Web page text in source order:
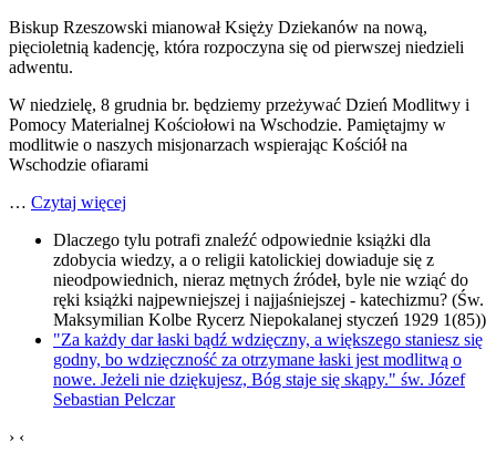
Biskup Rzeszowski mianował Księży Dziekanów na nową,
pięcioletnią kadencję, która rozpoczyna się od pierwszej niedzieli
adwentu.
W niedzielę, 8 grudnia br. będziemy przeżywać Dzień Modlitwy i
Pomocy Materialnej Kościołowi na Wschodzie. Pamiętajmy w
modlitwie o naszych misjonarzach wspierając Kościół na
Wschodzie ofiarami
… Czytaj więcej
Dlaczego tylu potrafi znaleźć odpowiednie książki dla
zdobycia wiedzy, a o religii katolickiej dowiaduje się z
nieodpowiednich, nieraz mętnych źródeł, byle nie wziąć do
ręki książki najpewniejszej i najjaśniejszej - katechizmu? (Św.
Maksymilian Kolbe Rycerz Niepokalanej styczeń 1929 1(85))
"Za każdy dar łaski bądź wdzięczny, a większego staniesz się
godny, bo wdzięczność za otrzymane łaski jest modlitwą o
nowe. Jeżeli nie dziękujesz, Bóg staje się skąpy." św. Józef
Sebastian Pelczar
› ‹